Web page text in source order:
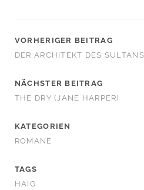
VORHERIGER BEITRAG
DER ARCHITEKT DES
NÄCHSTER BEITRAG
THE DRY (JANE HARPER)
KATEGORIEN
ROMANE
TAGS
HAIG